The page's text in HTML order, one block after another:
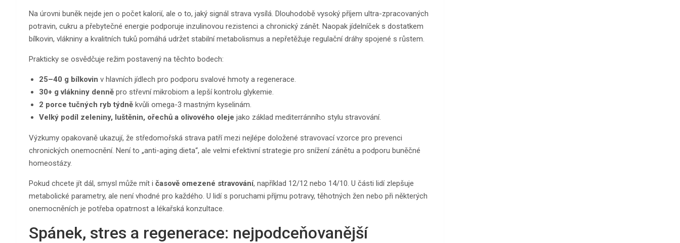
Na úrovni buněk nejde jen o počet kalorií, ale o to, jaký signál strava vysílá. Dlouhodobě vysoký příjem ultra-zpracovaných
potravin, cukru a přebytečné energie podporuje inzulinovou rezistenci a chronický zánět. Naopak jídelníček s dostatkem
bílkovin, vlákniny a kvalitních tuků pomáhá udržet stabilní metabolismus a nepřetěžuje regulační dráhy spojené s růstem.
Prakticky se osvědčuje režim postavený na těchto bodech:
25–40 g bílkovin v hlavních jídlech pro podporu svalové hmoty a regenerace.
30+ g vlákniny denně pro střevní mikrobiom a lepší kontrolu glykemie.
2 porce tučných ryb týdně kvůli omega-3 mastným kyselinám.
Velký podíl zeleniny, luštěnin, ořechů a olivového oleje jako základ mediterránního stylu stravování.
Výzkumy opakovaně ukazují, že středomořská strava patří mezi nejlépe doložené stravovací vzorce pro prevenci
chronických onemocnění. Není to „anti-aging dieta“, ale velmi efektivní strategie pro snížení zánětu a podporu buněčné
homeostázy.
Pokud chcete jít dál, smysl může mít i časově omezené stravování, například 12/12 nebo 14/10. U části lidí zlepšuje
metabolické parametry, ale není vhodné pro každého. U lidí s poruchami příjmu potravy, těhotných žen nebo při některých
onemocněních je potřeba opatrnost a lékařská konzultace.
Spánek, stres a regenerace: nejpodceňovanější